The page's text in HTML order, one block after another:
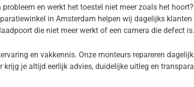
probleem en werkt het toestel niet meer zoals het
in Amsterdam helpen wij dagelijks
die niet meer werkt of een camera die defect is.
en vakkennis. Onze monteurs repareren
krijg je altijd eerlijk advies, duidelijke uitleg en